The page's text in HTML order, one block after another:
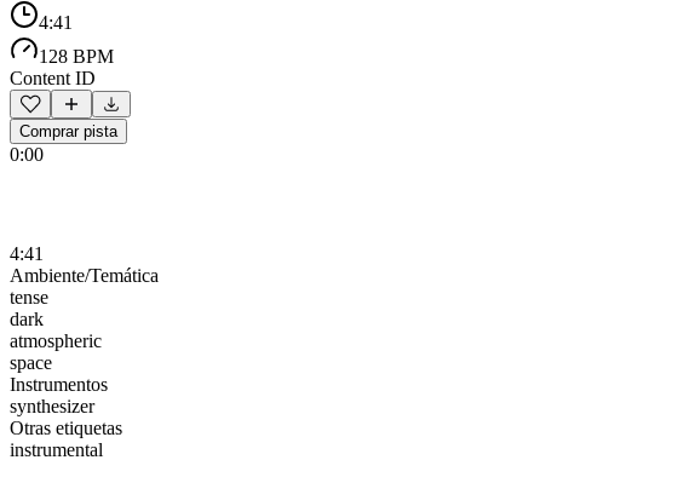
4:41
128 BPM
Content ID
Comprar pista
0:00
4:41
Ambiente/Temática
tense
dark
atmospheric
space
Instrumentos
synthesizer
Otras etiquetas
instrumental